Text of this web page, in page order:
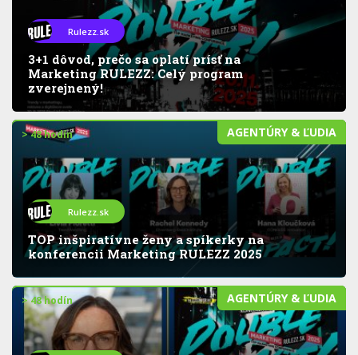
Rulezz.sk
3+1 dôvod, prečo sa oplatí prísť na
Marketing RULEZZ: Celý program
zverejnený!
AGENTÚRY & ĽUDIA
> 48 hodín
Rulezz.sk
TOP inšpiratívne ženy a spíkerky na
konferencii Marketing RULEZZ 2025
AGENTÚRY & ĽUDIA
> 48 hodín